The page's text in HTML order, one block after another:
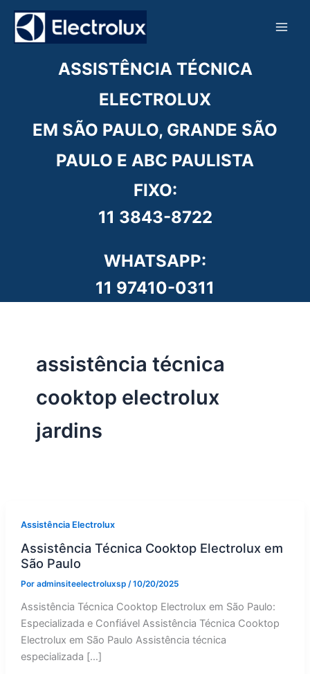
para
ASSISTÊNCIA TÉCNICA
ELECTROLUX
EM SÃO PAULO, GRANDE SÃO
PAULO E ABC PAULISTA
FIXO:
11 3843-8722
WHATSAPP:
11 97410-0311
assistência técnica
cooktop electrolux
jardins
Assistência Electrolux
Assistência Técnica Cooktop Electrolux em
São Paulo
Por adminsiteelectroluxsp /10/20/2025
Assistência Técnica Cooktop Electrolux em São Paulo:
Especializada e Confiável Assistência Técnica Cooktop
Electrolux em São Paulo Assistência técnica
especializada […]